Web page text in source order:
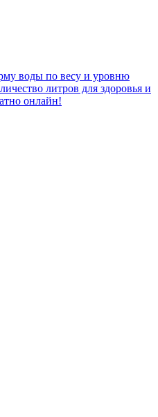
воды по весу и уровню
литров для здоровья и
онлайн!